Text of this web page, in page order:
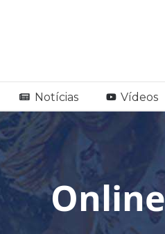
Notícias Vídeos
Online